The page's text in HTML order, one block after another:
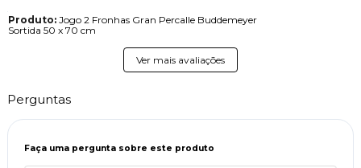
Produto:Jogo 2 Fronhas Gran Percalle Buddemeyer
Sortida 50 x 70 cm
Ver mais avaliações
Perguntas
Faça uma pergunta sobre este produto